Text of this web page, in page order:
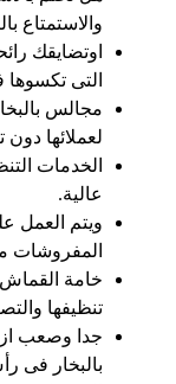
والاستمتاع
اوتضايقك
التى
مجالس
لعملائها
الخدمات
عالية.
ويتم العمل
المفروشات
خامة
تنظيفها
جدا وصعب
بالبخار فى